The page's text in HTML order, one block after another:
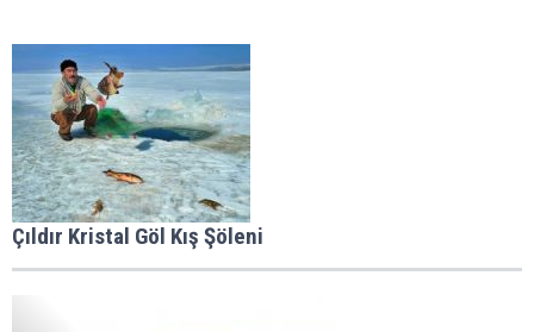
Çıldır Kristal Göl Kış Şöleni